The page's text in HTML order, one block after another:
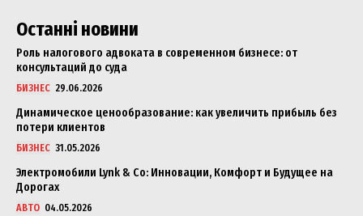
Останні новини
Роль налогового адвоката в современном бизнесе: от
консультаций до суда
БИЗНЕС 29.06.2026
Динамическое ценообразование: как увеличить прибыль без
потери клиентов
БИЗНЕС 31.05.2026
Электромобили Lynk & Co: Инновации, Комфорт и Будущее на
Дорогах
АВТО 04.05.2026